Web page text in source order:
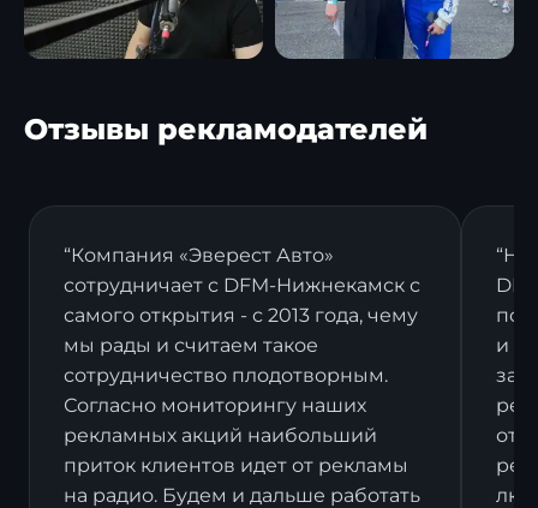
Отзывы рекламодателей
“Компания «Эверест Авто»
сотрудничает с DFM-Нижнекамск с
самого открытия - с 2013 года, чему
мы рады и считаем такое
сотрудничество плодотворным.
Согласно мониторингу наших
рекламных акций наибольший
приток клиентов идет от рекламы
на радио. Будем и дальше работать
и в